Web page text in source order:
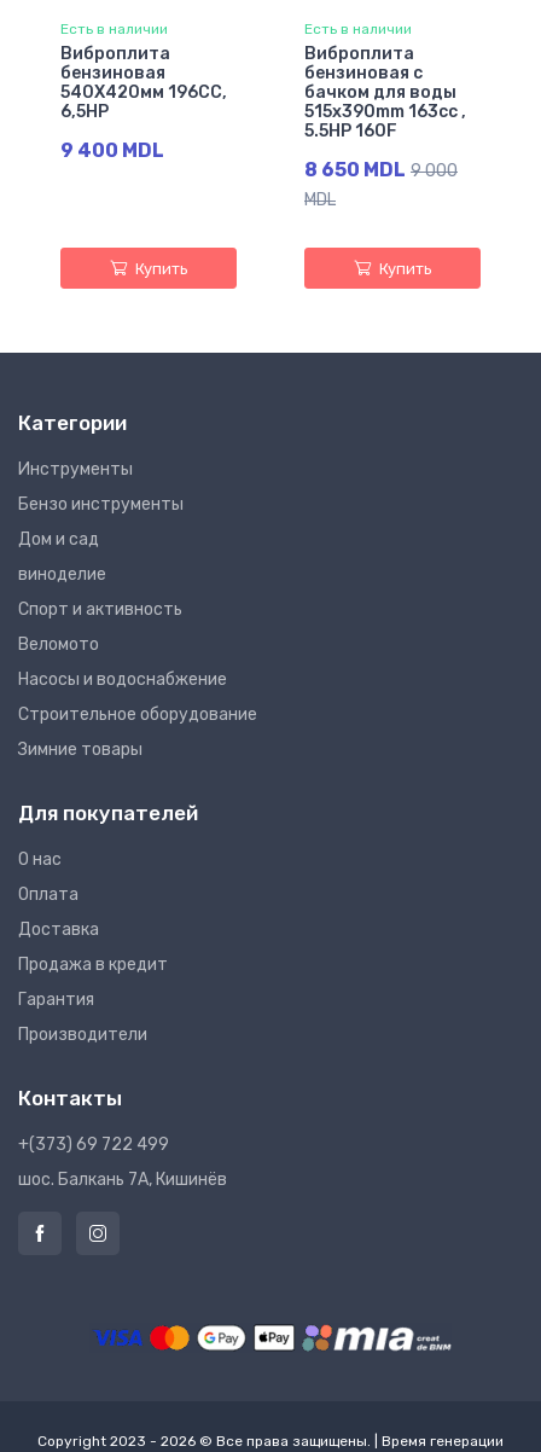
Есть в наличии
Виброплита
бензиновая
540X420мм 196СС,
6,5НР
9 400 MDL
Купить
Есть в наличии
Виброплита
бензиновая с
бачком для воды
515x390mm 163cc ,
5.5HP 160F
8 650 MDL 9 000
MDL
Купить
Категории
Инструменты
Бензо инструменты
Дом и сад
виноделие
Спорт и активность
Веломото
Насосы и водоснабжение
Строительное оборудование
Зимние товары
Для покупателей
О нас
Оплата
Доставка
Продажа в кредит
Гарантия
Производители
Контакты
+(373) 69 722 499
шос. Балкань 7A, Кишинёв
Copyright 2023 - 2026 © Все права защищены. | Время генерации